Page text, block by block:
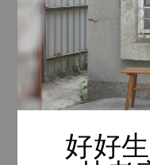
好好
超大拾圓硬幣